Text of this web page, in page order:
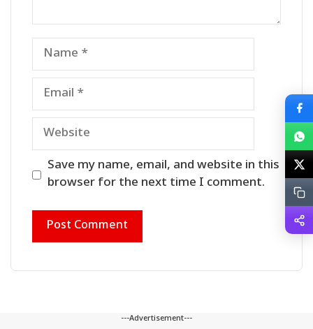
Name
Email
Website
Save my name, email, and website in this
browser for the next time I comment.
---Advertisement---